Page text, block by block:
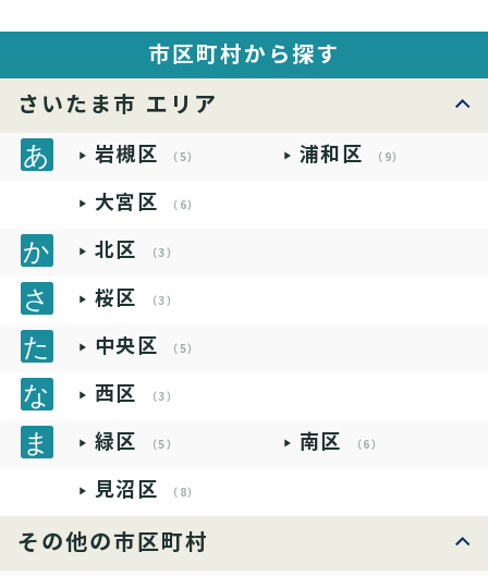
市区町村から探す
さいたま市 エリア
岩槻区 （5） 浦和区 （9）
大宮区 （6）
北区 （3）
桜区 （3）
中央区 （5）
西区 （3）
緑区 （5） 南区 （6）
見沼区 （8）
その他の市区町村